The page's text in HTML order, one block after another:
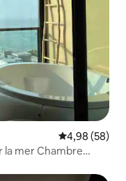
Évaluation
4,98 (58)
la mer Chambre